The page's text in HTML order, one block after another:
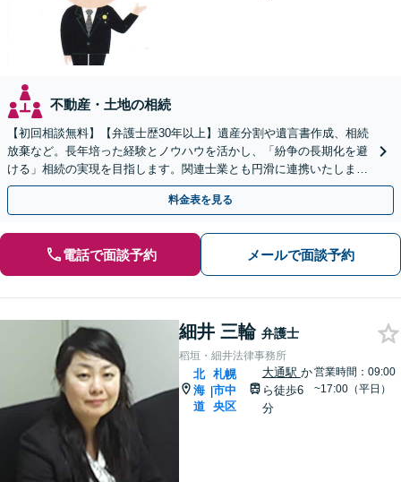
不動産・土地の相続
【初回相談無料】【弁護士歴30年以上】遺産分割や遺言書作成、相続
放棄など。長年培った経験とノウハウを活かし、「紛争の長期化を避
ける」相続の実現を目指します。関連士業とも円滑に連携いたします
【平日夜・土曜相談可】【西11丁目駅1分】
料金表を見る
電話で面談予約 メールで面談予約
細井 三輪 弁護士
稻垣・細井法律事務所
北
海
道
|
札幌
市中
央区
大通駅 か
ら徒歩6
分
営業時間：09:00
~17:00（平日）